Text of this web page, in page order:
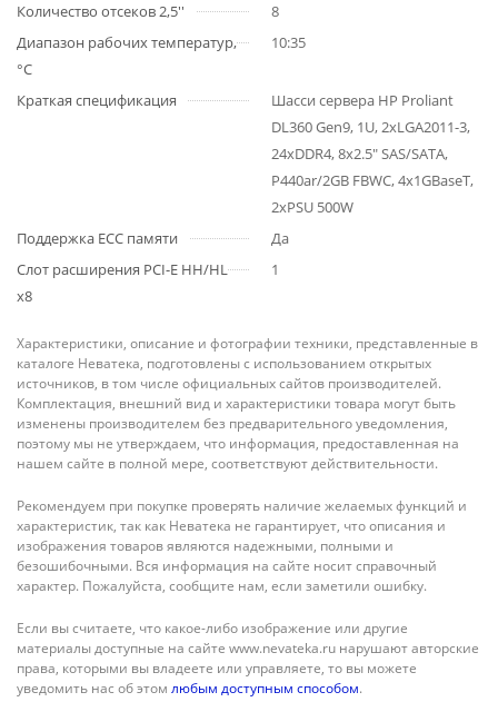
Количество отсеков 2,5''
8
Диапазон рабочих температур,
°C
10:35
Краткая спецификация
Шасси сервера HP Proliant
DL360 Gen9, 1U, 2xLGA2011-3,
24xDDR4, 8x2.5" SAS/SATA,
P440ar/2GB FBWC, 4x1GBaseT,
2xPSU 500W
Поддержка ECC памяти
Да
Слот расширения PCI-E HH/HL
x8
1
Характеристики, описание и фотографии техники, представленные в
каталоге Неватека, подготовлены с использованием открытых
источников, в том числе официальных сайтов производителей.
Комплектация, внешний вид и характеристики товара могут быть
изменены производителем без предварительного уведомления,
поэтому мы не утверждаем, что информация, предоставленная на
нашем сайте в полной мере, соответствуют действительности.
Рекомендуем при покупке проверять наличие желаемых функций и
характеристик, так как Неватека не гарантирует, что описания и
изображения товаров являются надежными, полными и
безошибочными. Вся информация на сайте носит справочный
характер. Пожалуйста, сообщите нам, если заметили ошибку.
Если вы считаете, что какое-либо изображение или другие
материалы доступные на сайте www.nevateka.ru нарушают авторские
права, которыми вы владеете или управляете, то вы можете
уведомить нас об этом любым доступным способом.